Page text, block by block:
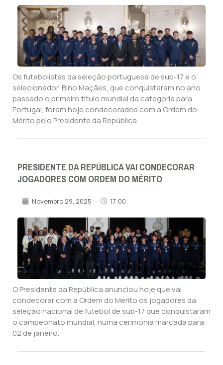
Os futebolistas da seleção portuguesa de sub-17 e o
selecionador, Bino Maçães, que conquistaram no ano
passado o primeiro título mundial da categoria para
Portugal, foram hoje condecorados com a Ordem do
Mérito pelo Presidente da República.
PRESIDENTE DA REPÚBLICA VAI CONDECORAR
JOGADORES COM ORDEM DO MÉRITO
Novembro 29, 2025 17:00
O Presidente da República anunciou hoje que vai
condecorar com a Ordem do Mérito os jogadores da
seleção nacional de futebol de sub-17 que conquistaram
o campeonato mundial, numa cerimónia marcada para
02 de janeiro.